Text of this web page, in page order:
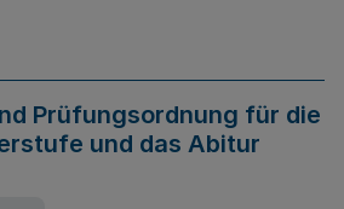
Prüfungsordnung für die
und das Abitur